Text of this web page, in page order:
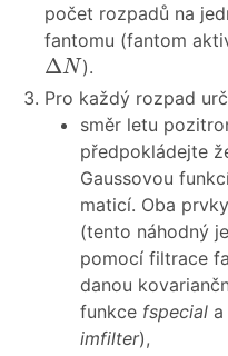
počet rozpadů na
fantomu (fantom
ΔN
Δ N ).
Pro každý rozpad
směr letu
předpokládejte
Gaussovou
maticí. Oba
(tento náhodný
pomocí filtrace
danou
funkce fspecial a
imfilter),